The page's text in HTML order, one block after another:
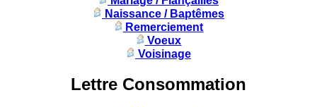
Naissance / Baptêmes
Remerciement
Voeux
Voisinage
Lettre Consommation